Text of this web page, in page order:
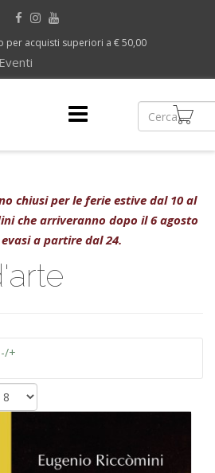
per acquisti superiori a € 50,00
Eventi
chiusi per le ferie estive dal 10 al
che arriveranno dopo il 6 agosto
a partire dal 24.
+